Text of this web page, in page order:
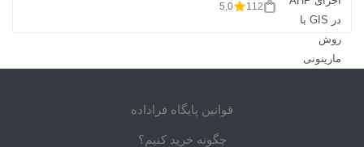
112
5,0
قوانین پایگاه فراداده
چگونه خرید کنیم؟